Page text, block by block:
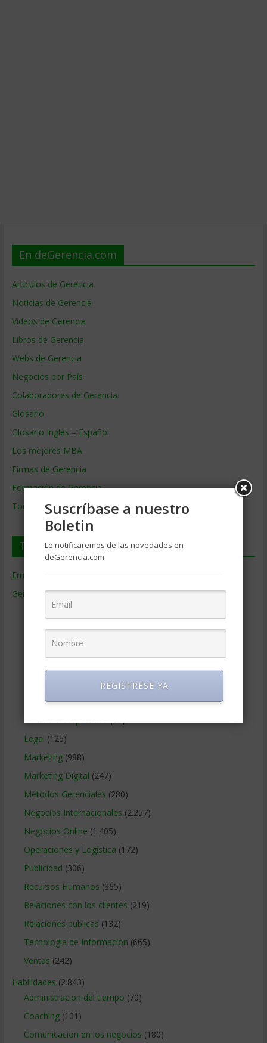
En deGerencia.com
Artículos de Gerencia
Noticias de Gerencia
Videos de Gerencia
Libros de Gerencia
Webs de Gerencia
Negocios por País
Colaboradores de Gerencia
Glosario
Glosario Inglés – Español
Los mejores MBA
Firmas de Gerencia
Formación de Gerencia
Todos los Temas
Temas de Gerencia
Empresas de Gerencia
Gerencia(9.477)
Ciencias Económicas
Contabilidad(466)
Educacion Gerencial
Finanzas Corporativas(748)
Gerencia social y ambiental(223)
Gobierno Corporativo(11)
Legal (125)
Marketing(988)
Marketing Digital (247)
Métodos Gerenciales (280)
Negocios Internacionales (2.257)
Negocios Online (1.405)
Operaciones y Logística (172)
Publicidad (306)
Recursos Humanos (865)
Relaciones con los clientes (219)
Relaciones publicas (132)
Tecnologia de Informacion (665)
Ventas (242)
Habilidades (2.843)
Administracion del tiempo (70)
Coaching(101)
Comunicacion en los negocios (180)
Suscríbase a nuestro
Boletin
Le notificaremos de las novedades en
deGerencia.com
REGISTRESE YA